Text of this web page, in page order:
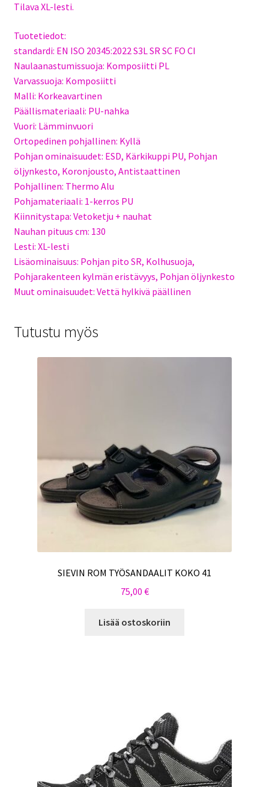
Tilava XL-lesti.
Tuotetiedot:
standardi: EN ISO 20345:2022 S3L SR SC FO CI
Naulaanastumissuoja: Komposiitti PL
Varvassuoja: Komposiitti
Malli: Korkeavartinen
Päällismateriaali: PU-nahka
Vuori: Lämminvuori
Ortopedinen pohjallinen: Kyllä
Pohjan ominaisuudet: ESD, Kärkikuppi PU, Pohjan
öljynkesto, Koronjousto, Antistaattinen
Pohjallinen: Thermo Alu
Pohjamateriaali: 1-kerros PU
Kiinnitystapa: Vetoketju + nauhat
Nauhan pituus cm: 130
Lesti: XL-lesti
Lisäominaisuus: Pohjan pito SR, Kolhusuoja,
Pohjarakenteen kylmän eristävyys, Pohjan öljynkesto
Muut ominaisuudet: Vettä hylkivä päällinen
Tutustu myös
SIEVIN ROM TYÖSANDAALIT KOKO 41
75,00 €
Lisää ostoskoriin